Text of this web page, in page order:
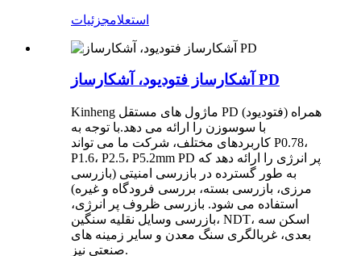
استعلامجزئیات
آشکارساز فتودیود، آشکارساز PD
Kinheng ماژول های مستقل PD (فتودیود) همراه
با سوسوزن را ارائه می دهد.با توجه به
کاربردهای مختلف، شرکت ما می تواند P0.78،
P1.6، P2.5، P5.2mm PD پر انرژی را ارائه دهد که
به طور گسترده در بازرسی امنیتی (بازرسی
مرزی، بازرسی بسته، بررسی فرودگاه و غیره)
استفاده می شود. بازرسی ظروف پر انرژی،
بازرسی وسایل نقلیه سنگین، NDT، اسکن سه
بعدی، غربالگری سنگ معدن و سایر زمینه های
صنعتی نیز.